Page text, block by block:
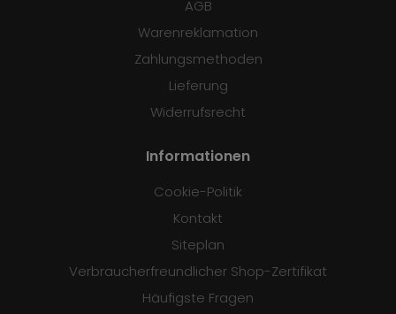
AGB
Warenreklamation
Zahlungsmethoden
Lieferung
Widerrufsrecht
Informationen
Cookie-Politik
Kontakt
Siteplan
Verbraucherfreundlicher Shop-Zertifikat
Häufigste Fragen